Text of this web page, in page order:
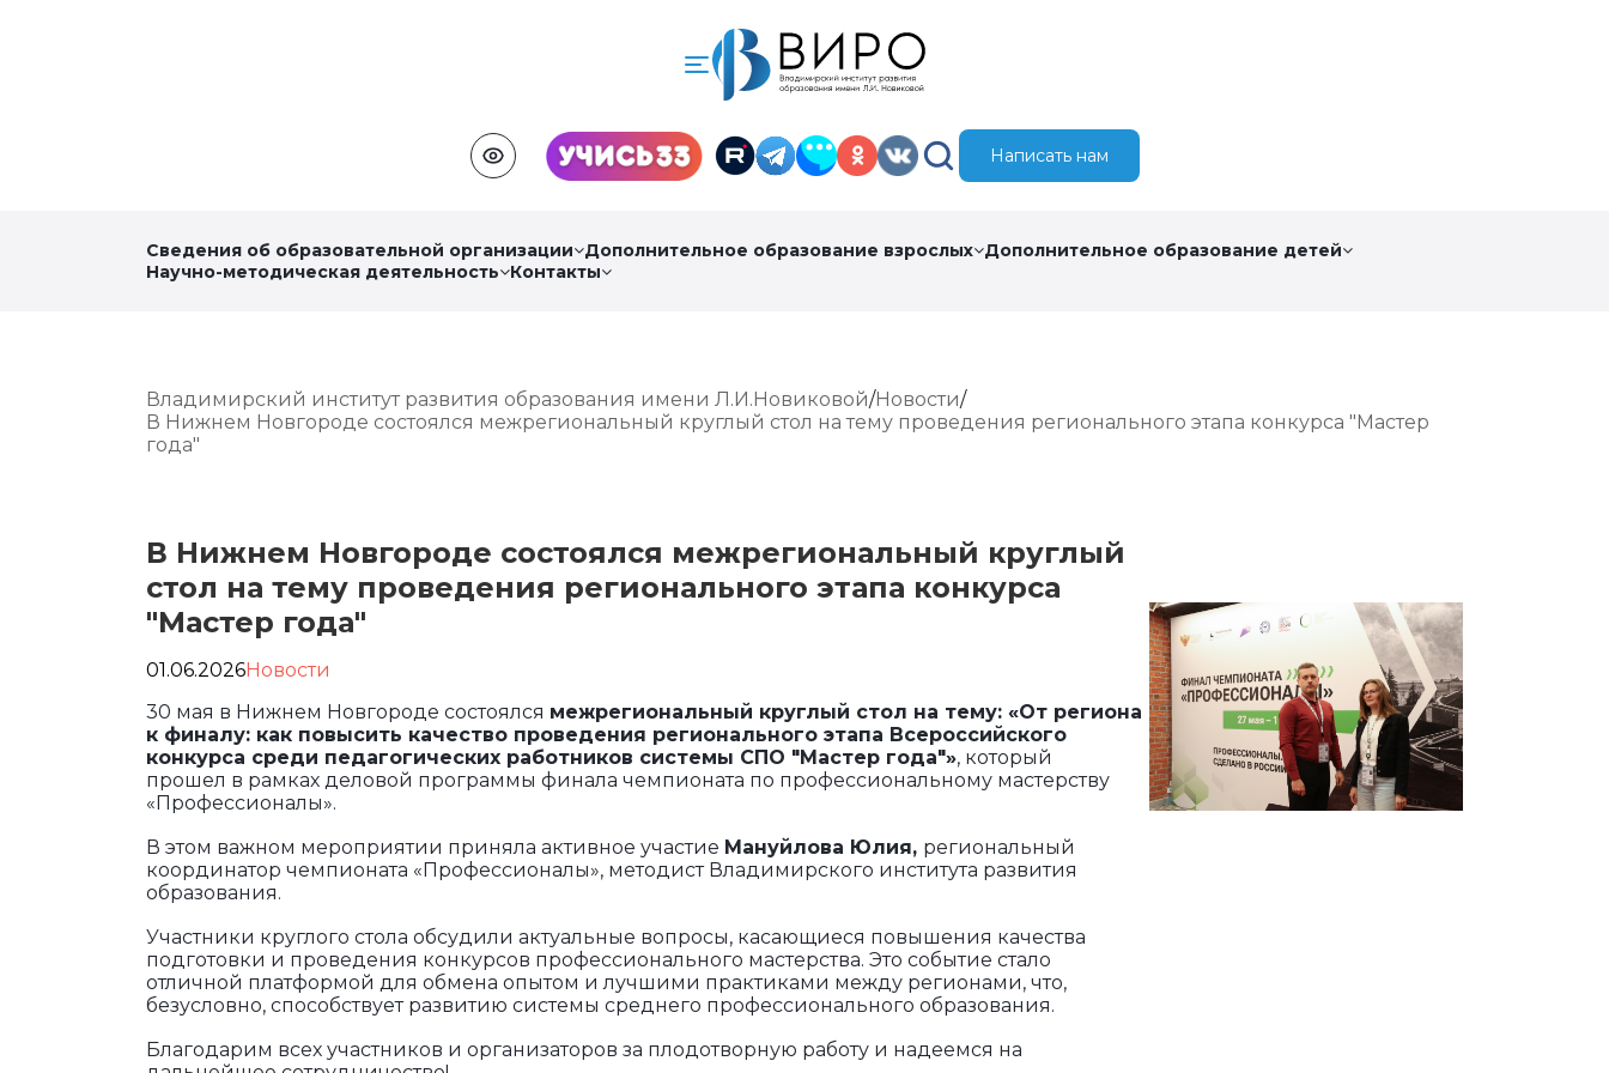
Написать нам
Сведения об образовательной организации Дополнительное образование взрослых Дополнительное образование детей
Научно-методическая деятельность
Контакты
Владимирский институт развития образования имени Л.И.Новиковой Новости
В Нижнем Новгороде состоялся межрегиональный круглый стол на тему проведения регионального этапа конкурса "Мастер
года"
В Нижнем Новгороде состоялся межрегиональный круглый
стол на тему проведения регионального этапа конкурса
"Мастер года"
01.06.2026Новости
30 мая в Нижнем Новгороде состоялся межрегиональный круглый стол на тему: «От региона
к финалу: как повысить качество проведения регионального этапа Всероссийского
конкурса среди педагогических работников системы СПО "Мастер года"», который
прошел в рамках деловой программы финала чемпионата по профессиональному мастерству
«Профессионалы».
В этом важном мероприятии приняла активное участие Мануйлова Юлия, региональный
координатор чемпионата «Профессионалы», методист Владимирского института развития
образования.
Участники круглого стола обсудили актуальные вопросы, касающиеся повышения качества
подготовки и проведения конкурсов профессионального мастерства. Это событие стало
отличной платформой для обмена опытом и лучшими практиками между регионами, что,
безусловно, способствует развитию системы среднего профессионального образования.
Благодарим всех участников и организаторов за плодотворную работу и надеемся на